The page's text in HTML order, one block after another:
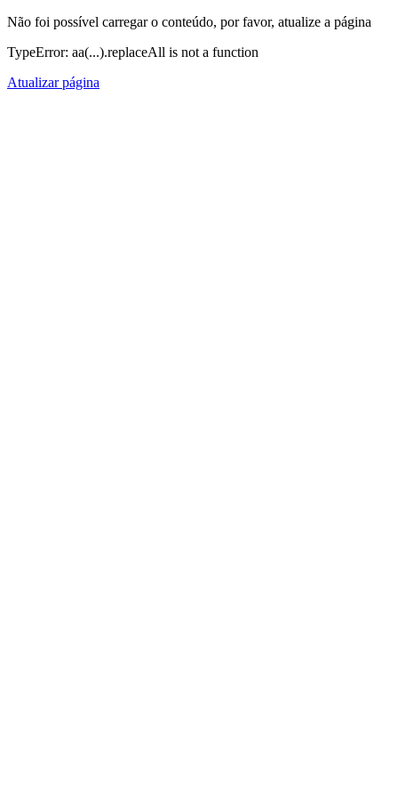
Não foi possível carregar o conteúdo, por favor, atualize a página
TypeError: aa(...).replaceAll is not a function
Atualizar página